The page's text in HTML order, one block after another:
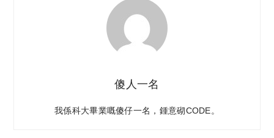
傻人一名
我係科大畢業嘅傻仔一名，鍾意砌CODE。